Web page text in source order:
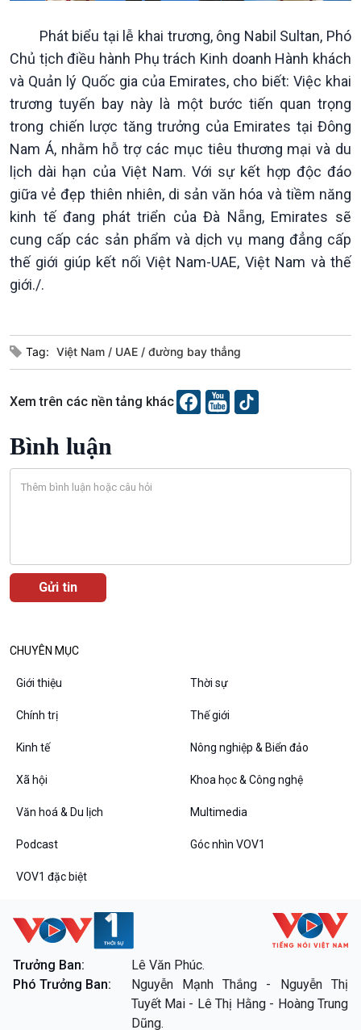
Văn hoá & Du lịch
Tin Văn hoá & Du lịch
Chát với người nổi tiếng
Câu chuyện Thể thao
Multimedia
Video
Infographic
E-Magazine
10 phút Sự kiện - Luận bàn
Chuyện đêm
VOV1 đặc biệt
Thanh âm ký sự
Các chương trình đặc biệt
Phát biểu tại lễ khai trương, ông Nabil Sultan, Phó
Chủ tịch điều hành Phụ trách Kinh doanh Hành khách
và Quản lý Quốc gia của Emirates, cho biết: Việc khai
trương tuyến bay này là một bước tiến quan trọng
trong chiến lược tăng trưởng của Emirates tại Đông
Nam Á, nhằm hỗ trợ các mục tiêu thương mại và du
lịch dài hạn của Việt Nam. Với sự kết hợp độc đáo
giữa vẻ đẹp thiên nhiên, di sản văn hóa và tiềm năng
kinh tế đang phát triển của Đà Nẵng, Emirates sẽ
cung cấp các sản phẩm và dịch vụ mang đẳng cấp
thế giới giúp kết nối Việt Nam-UAE, Việt Nam và thế
giới./.
Tag: Việt Nam UAE đường bay thẳng
Xem trên các nền tảng khác
Bình luận
CHUYÊN MỤC
Giới thiệu Thời sự
Chính trị Thế giới
Kinh tế Nông nghiệp & Biển đảo
Xã hội Khoa học & Công nghệ
Văn hoá & Du lịch Multimedia
Podcast Góc nhìn VOV1
VOV1 đặc biệt
Trưởng Ban:
Lê Văn Phúc.
Phó Trưởng Ban:
Nguyễn Mạnh Thắng - Nguyễn Thị
Tuyết Mai - Lê Thị Hằng - Hoàng Trung
Dũng.